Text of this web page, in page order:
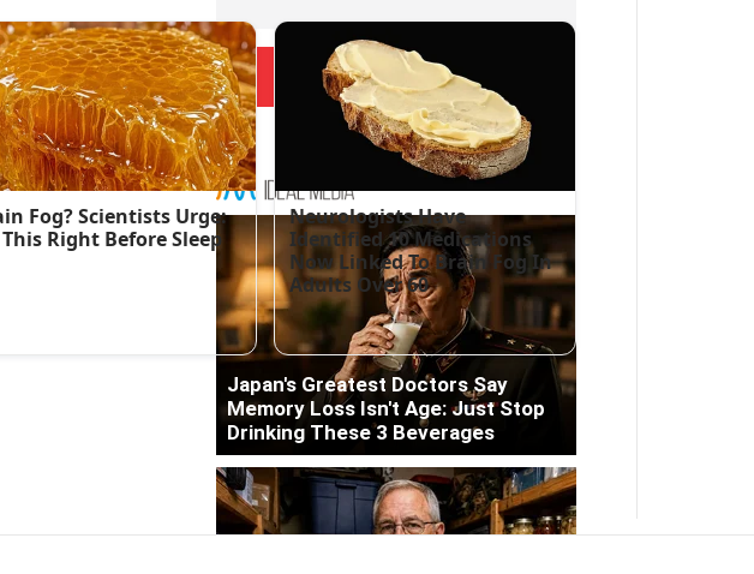
Больше новостей